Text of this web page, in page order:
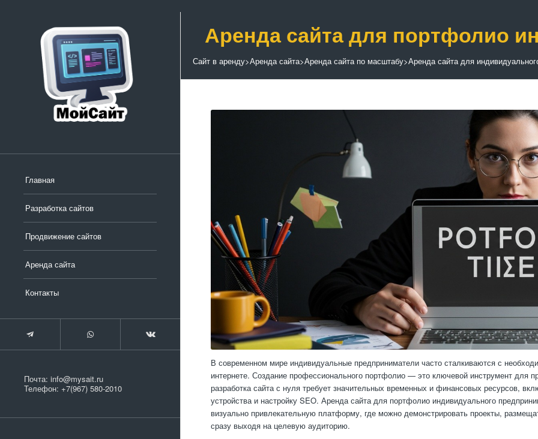
Главная
Разработка сайтов
Продвижение сайтов
Аренда сайта
Контакты
Почта: info@mysait.ru
Телефон: +7(967) 580-2010
Аренда сайта для портфолио
Сайт в аренду>Аренда сайта>Аренда сайта по масштабу>Аренда сайта для
В современном мире индивидуальные предприниматели часто сталкиваются с
интернете. Создание профессионального портфолио — это ключевой инструмент для
разработка сайта с нуля требует значительных временных и финансовых ресурсов,
устройства и настройку SEO. Аренда сайта для портфолио индивидуального
визуально привлекательную платформу, где можно демонстрировать проекты,
сразу выходя на целевую аудиторию.